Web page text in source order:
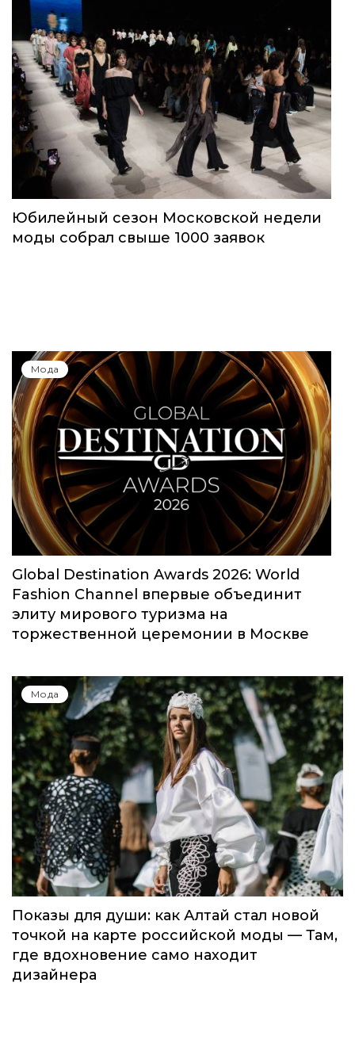
Юбилейный сезон Московской недели
моды собрал свыше 1000 заявок
Мода
Global Destination Awards 2026: World
Fashion Channel впервые объединит
элиту мирового туризма на
торжественной церемонии в Москве
Мода
Показы для души: как Алтай стал новой
точкой на карте российской моды — Там,
где вдохновение само находит
дизайнера